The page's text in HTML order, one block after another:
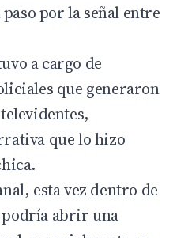
por la señal entre
a cargo de
que generaron
que lo hizo
esta vez dentro de
podría abrir una